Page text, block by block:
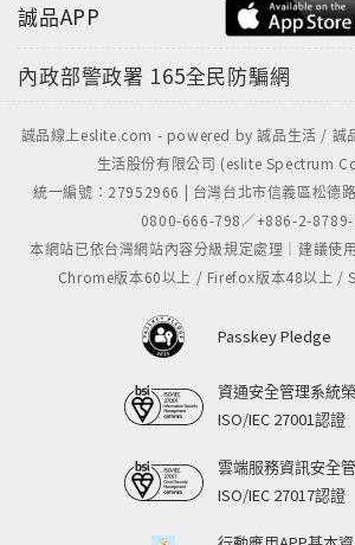
誠品APP
內政部警政署 165全民防騙網
誠品線上eslite.com - powered by 誠品生活 / 誠
生活股份有限公司 (eslite Spectrum
統一編號：27952966 | 台灣台北市信義區松德
0800-666-798／+886-2-8789-
本網站已依台灣網站內容分級規定處理｜建議使
Chrome版本60以上 / Firefox版本48以上 /
Passkey Pledge
資通安全管理系統
ISO/IEC 27001認證
雲端服務資訊安全
ISO/IEC 27017認證